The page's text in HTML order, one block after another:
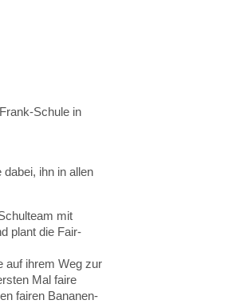
Schule in
ihn in allen
mit
plant die Fair-
auf ihrem Weg zur
Mal faire
fairen Bananen-